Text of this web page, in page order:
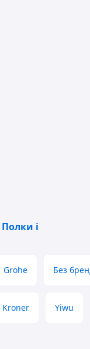
Полки і
Grohe Без
Kroner Yiwu